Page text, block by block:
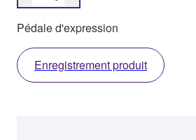
Pédale d'expression
Enregistrement produit